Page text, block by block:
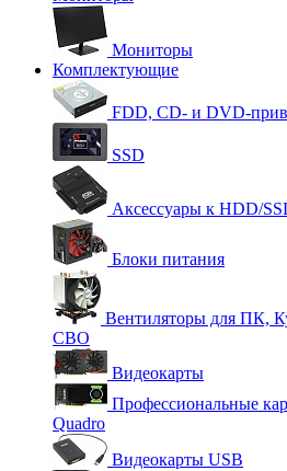
Мониторы
Комплектующие
FDD, CD- и DVD-
SSD
Аксессуары к HDD/
Блоки питания
Вентиляторы для ПК,
СВО
Видеокарты
Профессиональные
Quadro
Видеокарты USB